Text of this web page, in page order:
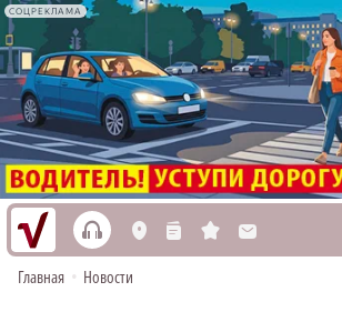
СОЦРЕКЛАМА
h L n s M
Главная • Новости